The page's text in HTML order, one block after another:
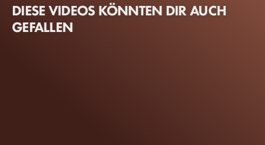
DIESE VIDEOS KÖNNTEN DIR AUCH
GEFALLEN